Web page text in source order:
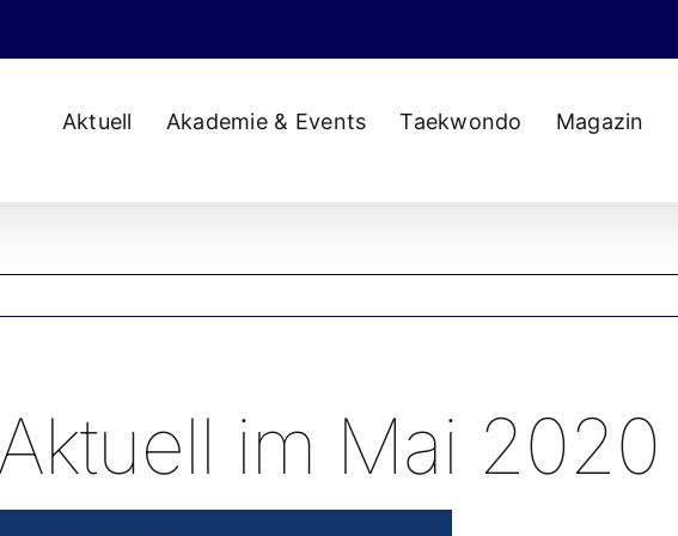
Aktuell Akademie & Events Taekwondo Magazin
im Mai 2020